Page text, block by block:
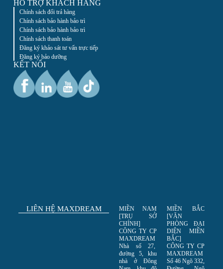
HỖ TRỢ KHÁCH HÀNG
Chính sách đổi trả hàng
Chính sách bảo hành bảo trì
Chính sách bảo hành bảo trì
Chính sách thanh toán
Đăng ký khảo sát tư vấn trực tiếp
Đăng ký bảo dưỡng
KẾT NỐI
LIÊN HỆ MAXDREAM
MIỀN NAM
[TRỤ SỞ
CHÍNH]
CÔNG TY CP
MAXDREAM
Nhà số 27,
đường 5, khu
nhà ở Đông
MIỀN BẮC
[VĂN
PHÒNG ĐẠI
DIỆN MIỀN
BẮC]
CÔNG TY CP
MAXDREAM
Số 46 Ngõ 332,